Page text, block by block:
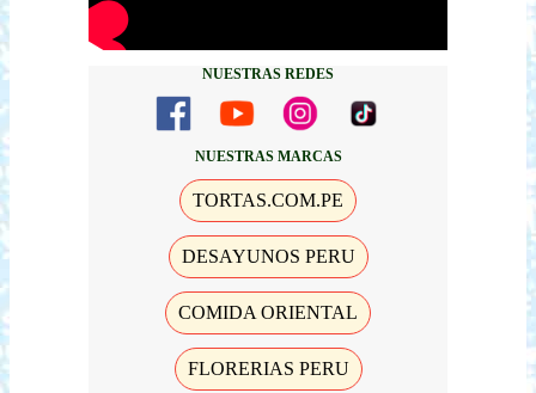
NUESTRAS REDES
NUESTRAS MARCAS
TORTAS.COM.PE
DESAYUNOS PERU
COMIDA ORIENTAL
FLORERIAS PERU